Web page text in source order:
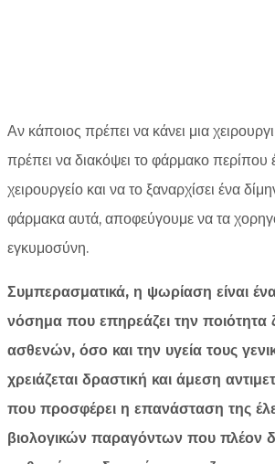
Αν κάποιος πρέπει να κάνει μια
πρέπει να διακόψει το φάρμακο περίπου
χειρουργείο και να το ξαναρχίσει ένα
φάρμακα αυτά, αποφεύγουμε να τα
εγκυμοσύνη.
Συμπερασματικά, η ψωρίαση είναι
νόσημα που επηρεάζει την ποιότητα
ασθενών, όσο και την υγεία τους
χρειάζεται δραστική και άμεση
που προσφέρει η επανάσταση της
βιολογικών παραγόντων που πλέον